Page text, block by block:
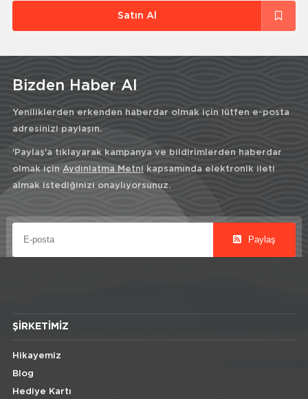
Satın Al
Bizden Haber Al
Yeniliklerden erkenden haberdar olmak için lütfen e-posta
adresinizi paylaşın.
'Paylaş'a tıklayarak kampanya ve bildirimlerden haberdar
olmak için Aydınlatma Metni kapsamında elektronik ileti
almak istediğinizi onaylıyorsunuz.
Paylaş
ŞIRKETIMIZ
Hikayemiz
Blog
Hediye Kartı